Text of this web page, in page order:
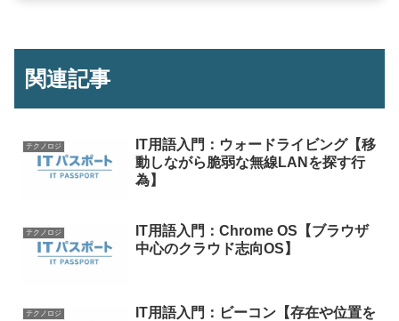
関連記事
テクノロジ
IT用語入門：ウォードライビング【移
動しながら脆弱な無線LANを探す行
為】
テクノロジ
IT用語入門：Chrome OS【ブラウザ
中心のクラウド志向OS】
テクノロジ
IT用語入門：ビーコン【存在や位置を